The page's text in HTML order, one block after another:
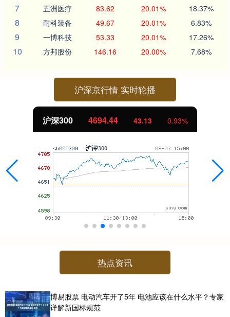
7 五洲医疗 83.62 20.01% 18.37%
8 耐科装备 49.67 20.01% 6.83%
9 一博科技 53.33 20.01% 17.26%
10 方邦股份 146.16 20.00% 7.68%
沪深京行情 实时轮播
沪深300 4694.44 43.13 0.93%
热点资讯
博易股票 电动汽车开了5年 电池应该在什么水平？专家
详解新国标规范